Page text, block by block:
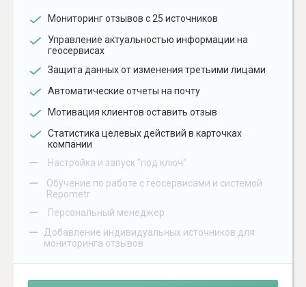
Мониторинг отзывов с 25 источников
Управление актуальностью информации на
геосервисах
Защита данных от изменения третьими лицами
Автоматические отчеты на почту
Мотивация клиентов оставить отзыв
Статистика целевых действий в карточках
компании
– Настройка и запуск "под ключ"
–
Обучение по работе с геосервисами и системой
Repometr
– Персональный менеджер
–
Добавление индивидуальных источников для
мониторинга отзывов